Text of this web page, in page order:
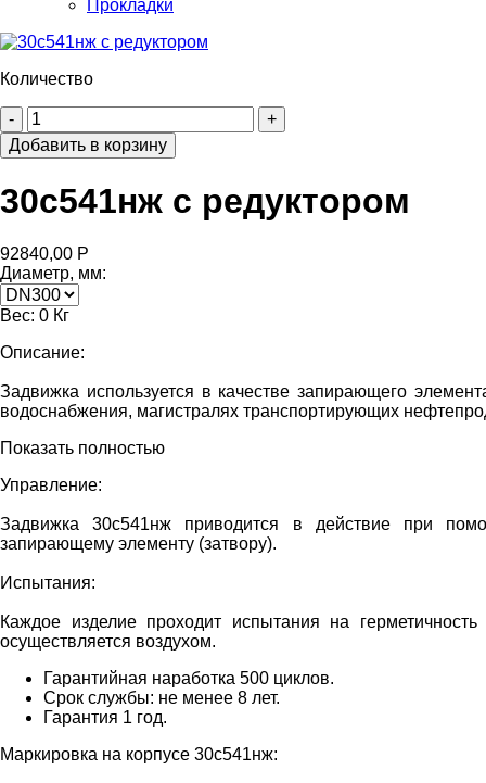
Прокладки
Количество
30с541нж с редуктором
92840,00 Р
Диаметр, мм:
Вес: 0 Кг
Описание:
Задвижка используется в качестве запирающего
водоснабжения, магистралях транспортирующих
Показать полностью
Управление:
Задвижка 30с541нж приводится в действие при
запирающему элементу (затвору).
Испытания:
Каждое изделие проходит испытания на
осуществляется воздухом.
Гарантийная наработка 500 циклов.
Срок службы: не менее 8 лет.
Гарантия 1 год.
Маркировка на корпусе 30с541нж: